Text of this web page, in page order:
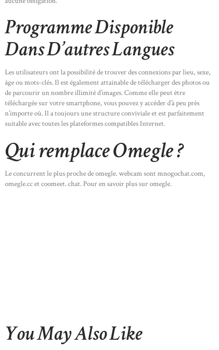
Programme Disponible
Dans D’autres Langues
Les utilisateurs ont la possibilité de trouver des connexions par lieu, sexe,
âge ou mots-clés. Il est également attainable de télécharger des photos ou
de parcourir un nombre illimité d’images. Comme elle peut être
téléchargée sur votre smartphone, vous pouvez y accéder d’à peu près
n’importe où. Il a toujours une structure conviviale et est parfaitement
suitable avec toutes les plateformes compatibles Internet.
Qui remplace Omegle ?
Le concurrent le plus proche de omegle. webcam sont mnogochat.com,
omegle.cc et coomeet. chat. Pour en savoir plus sur omegle.
You May Also Like